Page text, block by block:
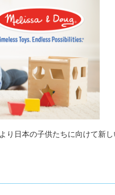
り日本の子供たちに向けて新し